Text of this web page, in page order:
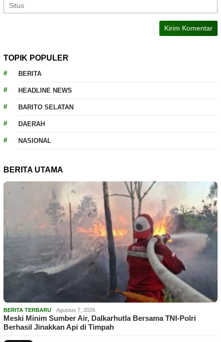
TOPIK POPULER
BERITA
HEADLINE NEWS
BARITO SELATAN
DAERAH
NASIONAL
BERITA UTAMA
BERITA TERBARU Agustus 7, 2026
Meski Minim Sumber Air, Dalkarhutla Bersama TNI-Polri
Berhasil Jinakkan Api di Timpah